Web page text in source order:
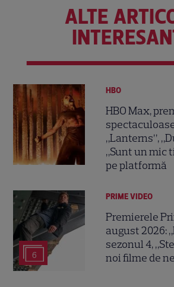
ALTE
HBO
HBO Max,
„Lanterns”,
„Sunt un mic
pe platformă
6
PRIME VIDEO
Premierele
august 2026:
sezonul 4,
noi filme de